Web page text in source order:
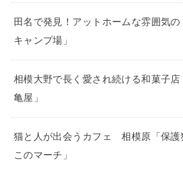
田名で発見！アットホームな雰囲気の
キャンプ場」
相模大野で長く愛され続ける和菓子店
亀屋」
猫と人が出会うカフェ 相模原「保護
このマーチ」